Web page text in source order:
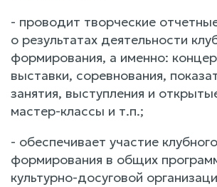
- проводит творческие
о результатах деятельности
формирования, а именно:
выставки, соревнования,
занятия, выступления и
мастер-классы и т.п.;
- обеспечивает участие клубного
формирования в общих
культурно-досуговой